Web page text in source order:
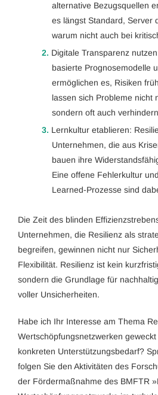
alternative Bezugsquellen
es längst Standard, Server
warum nicht auch bei
2. Digitale Transparenz
basierte Prognosemodelle
ermöglichen es, Risiken
lassen sich Probleme nicht
sondern oft auch
3. Lernkultur etablieren:
Unternehmen, die aus
bauen ihre
Eine offene Fehlerkultur
Learned-Prozesse sind
Die Zeit des blinden
Unternehmen, die Resilienz als
begreifen, gewinnen nicht nur
Flexibilität. Resilienz ist kein
sondern die Grundlage für
voller Unsicherheiten.
Habe ich Ihr Interesse am Thema
Wertschöpfungsnetzwerken
konkreten Unterstützungsbedarf?
folgen Sie den Aktivitäten des
der Fördermaßnahme des BMFTR